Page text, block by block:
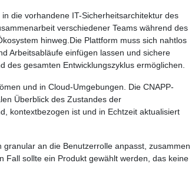
die vorhandene IT-Sicherheitsarchitektur des
verschiedener Teams während des
hinweg.Die Plattform muss sich nahtlos
Arbeitsabläufe einfügen lassen und sichere
des gesamten Entwicklungszyklus ermöglichen.
und in Cloud-Umgebungen. Die CNAPP-
Überblick des Zustandes der
kontextbezogen ist und in Echtzeit aktualisiert
granular an die Benutzerrolle anpasst, zusammen
Fall sollte ein Produkt gewählt werden, das keine